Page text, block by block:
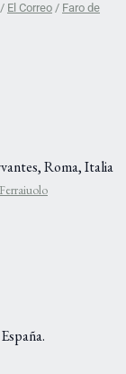
/ El Correo / Faro de
Roma, Italia